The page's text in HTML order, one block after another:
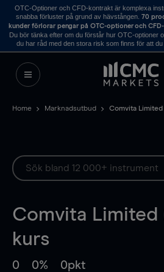
OTC-Optioner och CFD-kontrakt är komplexa
snabba förluster på grund av hävstången. 70
kunder förlorar pengar på OTC-optioner och
Du bör tänka efter om du förstår hur OTC-optioner
du har råd med den stora risk som finns för att
Home Marknadsutbud Comvita Limited
Comvita Limited
kurs
0 0% 0pkt